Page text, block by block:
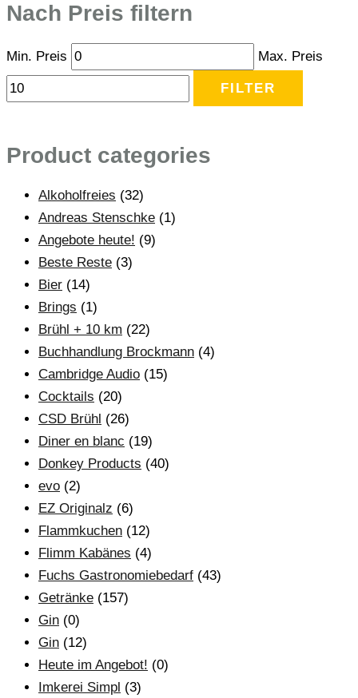
Nach Preis filtern
Min. Preis Max. Preis
FILTER
Product categories
Alkoholfreies (32)
Andreas Stenschke (1)
Angebote heute! (9)
Beste Reste (3)
Bier (14)
Brings (1)
Brühl + 10 km (22)
Buchhandlung Brockmann (4)
Cambridge Audio (15)
Cocktails (20)
CSD Brühl (26)
Diner en blanc (19)
Donkey Products (40)
evo (2)
EZ Originalz (6)
Flammkuchen (12)
Flimm Kabänes (4)
Fuchs Gastronomiebedarf (43)
Getränke (157)
Gin (0)
Gin (12)
Heute im Angebot! (0)
Imkerei Simpl (3)